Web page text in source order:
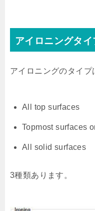
アイロニングタイ
アイロニングのタイプ
All top surfaces
Topmost surfaces
All solid surfaces
3種類あります。